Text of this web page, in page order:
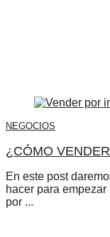
NEGOCIOS
¿CÓMO
En este post
hacer para
por ...